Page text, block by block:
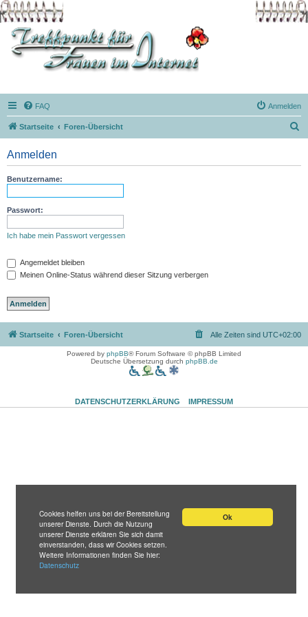
Ok
Cookies helfen uns bei der Bereitstellung
unserer Dienste. Durch die Nutzung
unserer Dienste erklären Sie sich damit
einverstanden, dass wir Cookies setzen.
Weitere Informationen finden Sie hier:
Datenschutz
FAQ Anmelden
Startseite Foren-Übersicht
Anmelden
Benutzername:
Passwort:
Ich habe mein Passwort vergessen
Angemeldet bleiben
Meinen Online-Status während dieser Sitzung verbergen
Startseite Foren-Übersicht Alle Zeiten sind UTC+02:00
Powered by phpBB® Forum Software © phpBB Limited
Deutsche Übersetzung durch phpBB.de
DATENSCHUTZERKLÄRUNG IMPRESSUM